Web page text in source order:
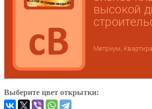
Выберите цвет открытки: